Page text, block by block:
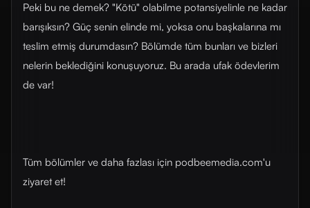
Peki bu ne demek? "Kötü" olabilme potansiyelinle ne kadar
barışıksın? Güç senin elinde mi, yoksa onu başkalarına mı
teslim etmiş durumdasın? Bölümde tüm bunları ve bizleri
nelerin beklediğini konuşuyoruz. Bu arada ufak ödevlerim
de var!
Tüm bölümler ve daha fazlası için ⁠⁠⁠⁠⁠⁠⁠⁠⁠podbeemedia.com⁠⁠⁠⁠⁠⁠⁠⁠⁠'u
ziyaret et!